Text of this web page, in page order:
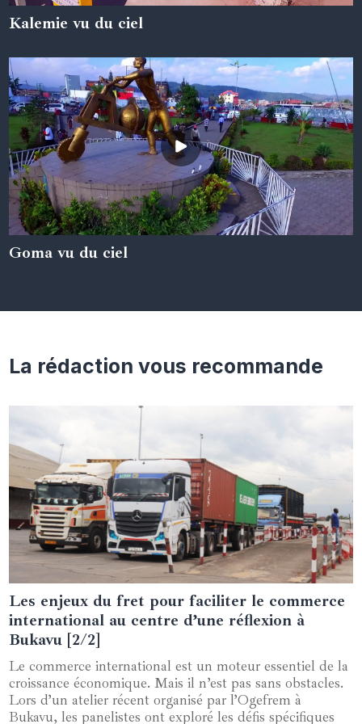
05 juin 2024
Kalemie vu du ciel
05 juin 2024
Goma vu du ciel
La rédaction vous recommande
28 juillet 2024
Les enjeux du fret pour faciliter le commerce
international au centre d’une réflexion à
Bukavu [2/2]
Le commerce international est un moteur essentiel de la
croissance économique. Mais il n’est pas sans obstacles.
Lors d’un atelier récent organisé par l’Ogefrem à
Bukavu, les panelistes ont exploré les défis spécifiques